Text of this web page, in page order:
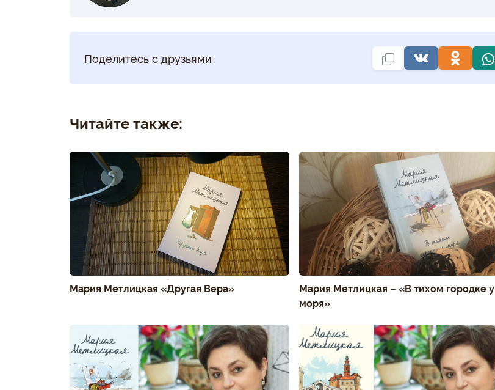
Поделитесь с друзьями
Читайте также:
Мария Метлицкая «Другая Вера»
Мария Метлицкая – «В тихом городке у
моря»